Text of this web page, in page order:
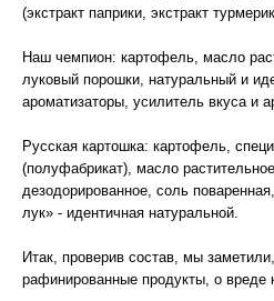
(экстракт паприки, экстракт
Наш чемпион: картофель, масло
луковый порошки, натуральный и
ароматизаторы, усилитель вкуса и
Русская картошка: картофель,
(полуфабрикат), масло
дезодорированное, соль
лук» - идентичная натуральной.
Итак, проверив состав, мы
рафинированные продукты, о вреде